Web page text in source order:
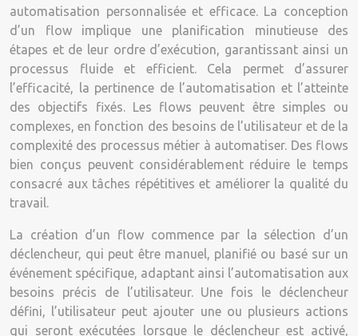
automatisation personnalisée et efficace. La conception
d’un flow implique une planification minutieuse des
étapes et de leur ordre d’exécution, garantissant ainsi un
processus fluide et efficient. Cela permet d’assurer
l’efficacité, la pertinence de l’automatisation et l’atteinte
des objectifs fixés. Les flows peuvent être simples ou
complexes, en fonction des besoins de l’utilisateur et de la
complexité des processus métier à automatiser. Des flows
bien conçus peuvent considérablement réduire le temps
consacré aux tâches répétitives et améliorer la qualité du
travail.
La création d’un flow commence par la sélection d’un
déclencheur, qui peut être manuel, planifié ou basé sur un
événement spécifique, adaptant ainsi l’automatisation aux
besoins précis de l’utilisateur. Une fois le déclencheur
défini, l’utilisateur peut ajouter une ou plusieurs actions
qui seront exécutées lorsque le déclencheur est activé,